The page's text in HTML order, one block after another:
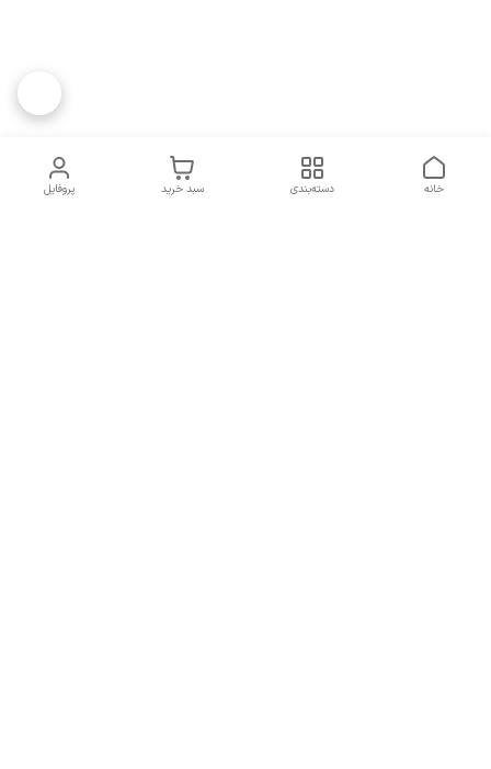
پروفایل سبد خرید دسته‌بندی خانه